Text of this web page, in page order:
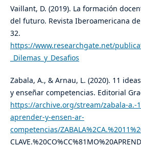
​Vaillant, D. (2019). La formación
del futuro. Revista Iberoamericana de
32.
https://www.researchgate.net/
_Dilemas_y_Desafios
​Zabala, A., & Arnau, L. (2020). 11
y enseñar competencias. Editorial
https://archive.org/stream/zabala-a.-
aprender-y-ensen-ar-
competencias/